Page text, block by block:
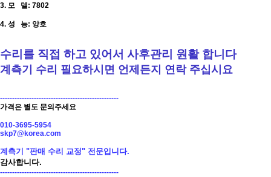
3. 모 델: 7802
4. 성 능: 양호
수리를 직접 하고 있어서 사후관리 원 활합니다
계측기 수리 필요하시면 언제든지 연락 주십시요
-------------------------------------------------
가격은 별도 문의주세요
010-3695-5954
skp7@korea.com
계측기 "판매 수리 교정" 전문입니다.
감사합니다.
-------------------------------------------------